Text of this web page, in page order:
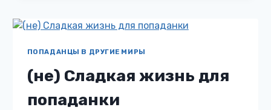
ПОПАДАНЦЫ В ДРУГИЕ МИРЫ
(не) Сладкая жизнь для
попаданки